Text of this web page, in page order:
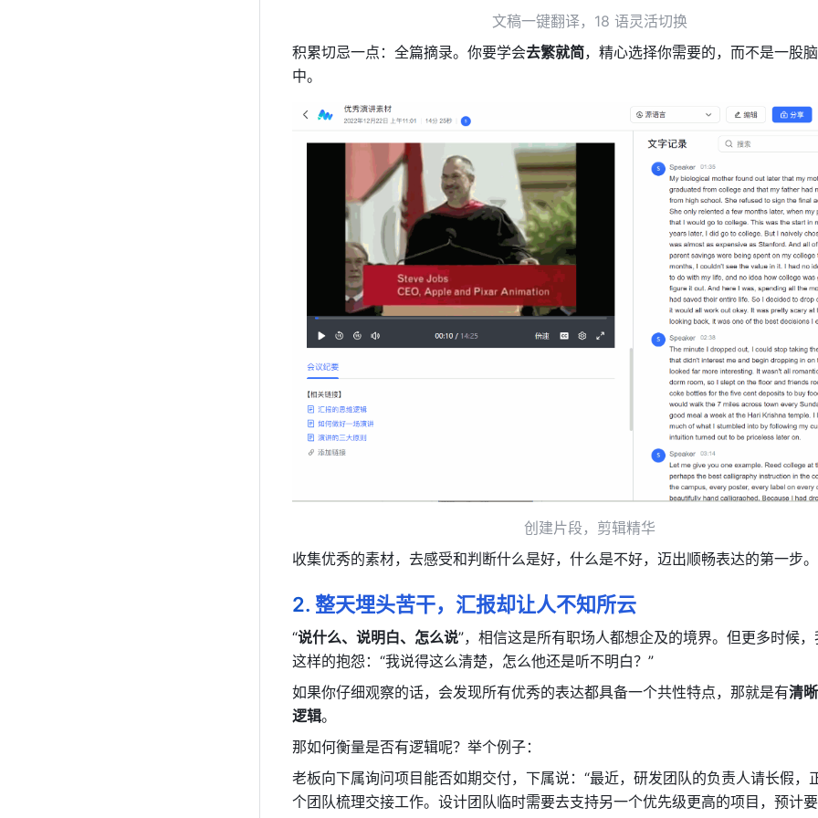
文稿一键翻译，18 语灵活切换
积累切忌一点：全篇摘录。你要学会去繁就简，精心选择你需要的，而不是一股
中。
创建片段，剪辑精华
收集优秀的素材，去感受和判断什么是好，什么是不好，迈出顺畅表达的第一步。
2. 整天埋头苦干，汇报却让人不知所云
“说什么、说明白、怎么说”，相信这是所有职场人都想企及的境界。但更多时候
这样的抱怨：“我说得这么清楚，怎么他还是听不明白？”
如果你仔细观察的话，会发现所有优秀的表达都具备一个共性特点，那就是有清
逻辑。
那如何衡量是否有逻辑呢？举个例子：
老板向下属询问项目能否如期交付，下属说：“最近，研发团队的负责人请长假，
个团队梳理交接工作。设计团队临时需要去支持另一个优先级更高的项目，预计